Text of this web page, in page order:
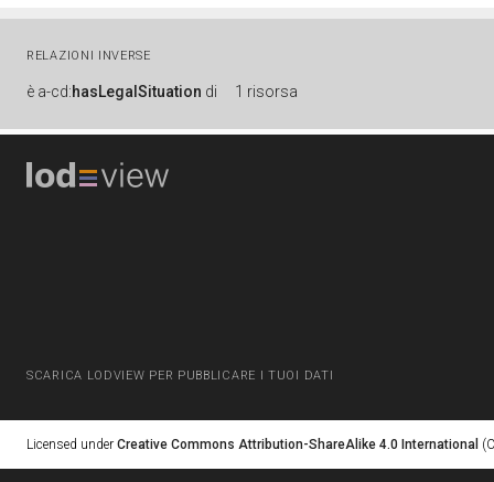
RELAZIONI INVERSE
è a-cd:hasLegalSituation di 1 risorsa
SCARICA LODVIEW PER PUBBLICARE I TUOI DATI
Licensed under Creative Commons Attribution-ShareAlike 4.0 International